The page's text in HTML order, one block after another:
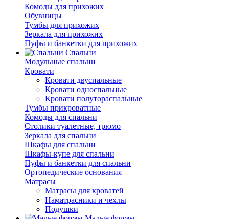
Комоды для прихожих
Обувницы
Тумбы для прихожих
Зеркала для прихожих
Пуфы и банкетки для прихожих
Спальни
Модульные спальни
Кровати
Кровати двуспальные
Кровати односпальные
Кровати полутораспальные
Тумбы прикроватные
Комоды для спальни
Столики туалетные, трюмо
Зеркала для спальни
Шкафы для спальни
Шкафы-купе для спальни
Пуфы и банкетки для спальни
Ортопедические основания
Матрасы
Матрасы для кроватей
Наматрасники и чехлы
Подушки